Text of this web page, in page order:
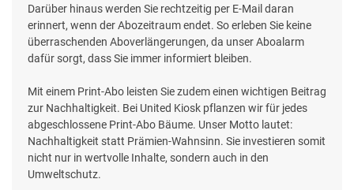
Darüber hinaus werden Sie rechtzeitig per E-Mail daran
erinnert, wenn der Abozeitraum endet. So erleben Sie keine
überraschenden Aboverlängerungen, da unser Aboalarm
dafür sorgt, dass Sie immer informiert bleiben.
Mit einem Print-Abo leisten Sie zudem einen wichtigen Beitrag
zur Nachhaltigkeit. Bei United Kiosk pflanzen wir für jedes
abgeschlossene Print-Abo Bäume. Unser Motto lautet:
Nachhaltigkeit statt Prämien-Wahnsinn. Sie investieren somit
nicht nur in wertvolle Inhalte, sondern auch in den
Umweltschutz.